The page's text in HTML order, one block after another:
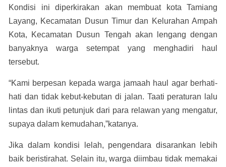
Kondisi ini diperkirakan akan membuat kota Tamiang
Layang, Kecamatan Dusun Timur dan Kelurahan Ampah
Kota, Kecamatan Dusun Tengah akan lengang dengan
banyaknya warga setempat yang menghadiri haul
tersebut.
“Kami berpesan kepada warga jamaah haul agar berhati-
hati dan tidak kebut-kebutan di jalan. Taati peraturan lalu
lintas dan ikuti petunjuk dari para relawan yang mengatur,
supaya dalam kemudahan,”katanya.
Jika dalam kondisi lelah, pengendara disarankan lebih
baik beristirahat. Selain itu, warga diimbau tidak memakai